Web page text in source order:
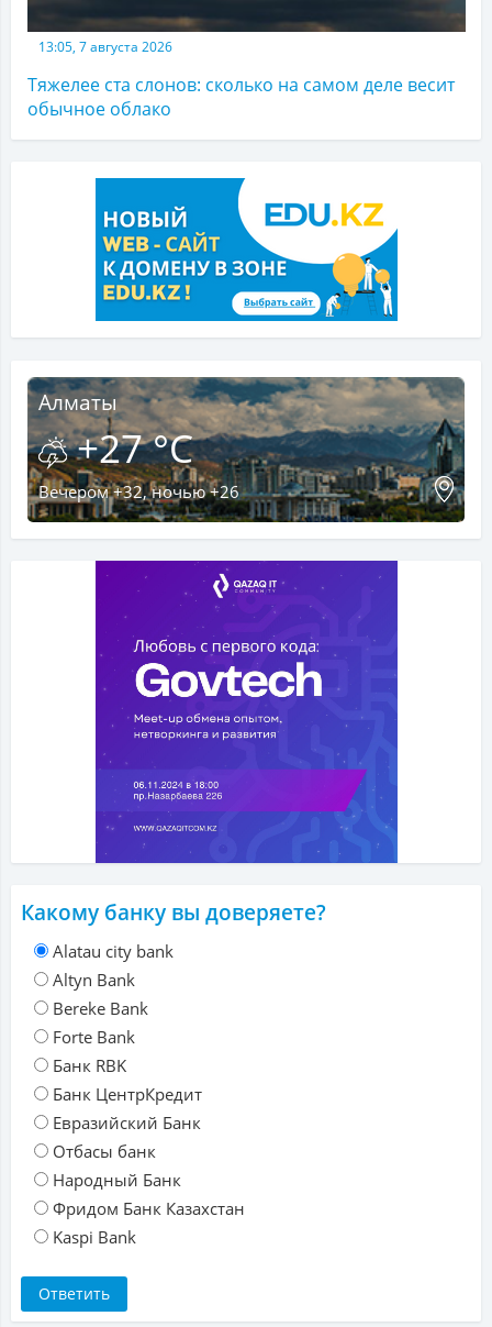
13:05, 7 августа 2026
Тяжелее ста слонов: сколько на самом деле весит
обычное облако
Алматы
+27 °C
Вечером +32, ночью +26
Какому банку вы доверяете?
Alatau city bank
Altyn Bank
Bereke Bank
Forte Bank
Банк RBK
Банк ЦентрКредит
Евразийский Банк
Отбасы банк
Народный Банк
Фридом Банк Казахстан
Kaspi Bank